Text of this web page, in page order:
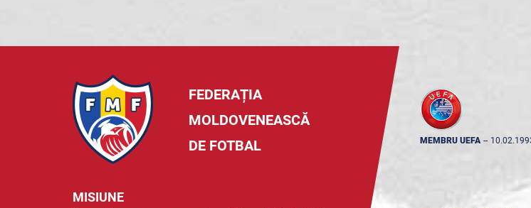
FEDERAȚIA
MOLDOVENEASCĂ
DE FOTBAL
MISIUNE
MEMBRU UEFA --